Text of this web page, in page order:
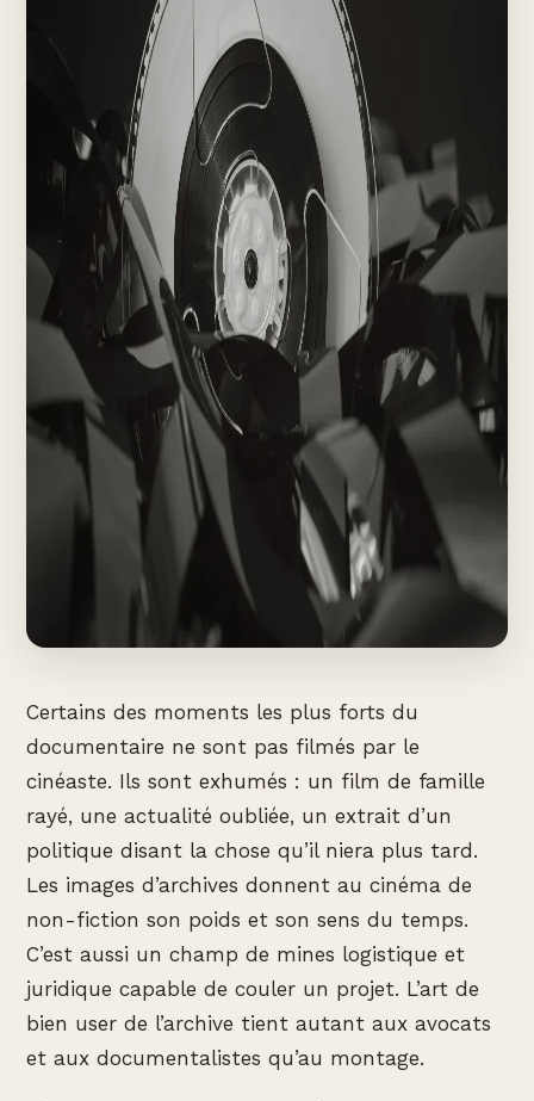
Certains des moments les plus forts du
documentaire ne sont pas filmés par le
cinéaste. Ils sont exhumés : un film de famille
rayé, une actualité oubliée, un extrait d’un
politique disant la chose qu’il niera plus tard.
Les images d’archives donnent au cinéma de
non-fiction son poids et son sens du temps.
C’est aussi un champ de mines logistique et
juridique capable de couler un projet. L’art de
bien user de l’archive tient autant aux avocats
et aux documentalistes qu’au montage.